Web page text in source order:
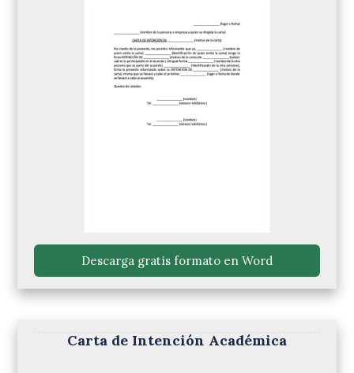
Descarga gratis formato en Word
Carta de Intención Académica